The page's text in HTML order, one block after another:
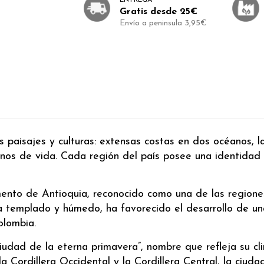
Gratis desde 25€
Envío a peninsula 3,95€
y culturas: extensas costas en dos océanos,
de vida. Cada región del país posee una
de Antioquia, reconocido como una de las
templado y húmedo, ha favorecido el desarrollo de
de la eterna primavera”, nombre que refleja su
Cordillera Occidental y la Cordillera Central, la